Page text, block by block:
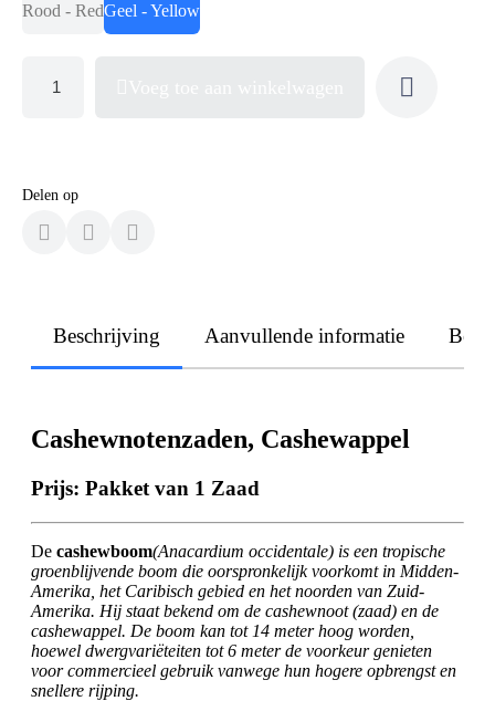
Rood - RedGeel - Yellow
Delen op
Beschrijving Aanvullende informatie
Cashewnotenzaden, Cashewappel
Prijs: Pakket van 1 Zaad
De cashewboom(Anacardium occidentale) is een tropische
groenblijvende boom die oorspronkelijk voorkomt in Midden-
Amerika, het Caribisch gebied en het noorden van Zuid-
Amerika. Hij staat bekend om de cashewnoot (zaad) en de
cashewappel. De boom kan tot 14 meter hoog worden,
hoewel dwergvariëteiten tot 6 meter de voorkeur genieten
voor commercieel gebruik vanwege hun hogere opbrengst en
snellere rijping.